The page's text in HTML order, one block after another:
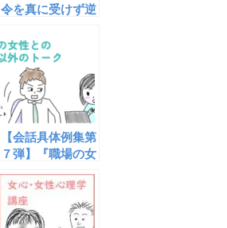
令を真に受けず逆
方法
【会話具体例集第
７弾】『職場の女
初トーク具体的会
話例集』が完成し
ました！